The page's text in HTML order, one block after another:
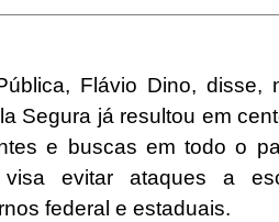
Flávio Dino, disse,
Segura já resultou em
e buscas em todo o
evitar ataques a
federal e estaduais.